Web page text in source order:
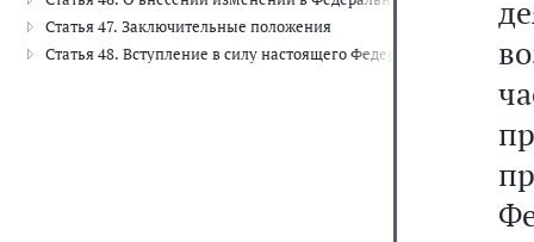
Статья 47. Заключительные положения
Статья 48. Вступление в силу настоящего Федерального закона